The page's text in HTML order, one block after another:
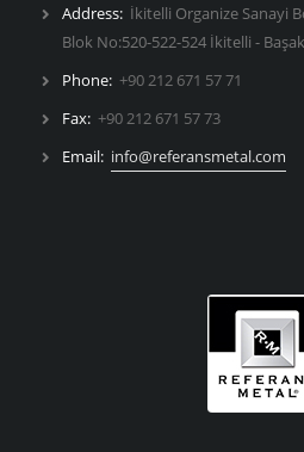
Address: İkitelli Organize Sanayi
Blok No:520-522-524 İkitelli -
Phone: +90 212 671 57 71
Fax: +90 212 671 57 73
Email: info@referansmetal.com